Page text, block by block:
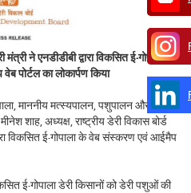
ने एनडीडीबी द्वारा विकसित ई-गोपाला के
पोर्टल का लोकार्पण किया
माननीय मत्स्यपालन, पशुपालन और डेयरी
शाह, अध्यक्ष, राष्ट्रीय डेरी विकास बोर्ड
विकसित ई-गोपाला के वेब संस्करण एवं आईमैप
ई-गोपाला डेरी किसानों को डेरी पशुओं की